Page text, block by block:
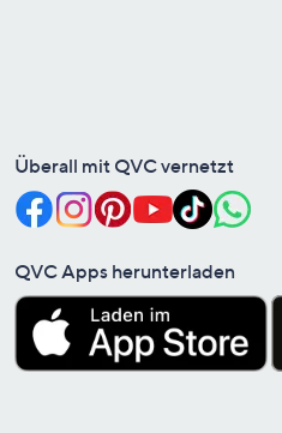
Überall mit QVC vernetzt
QVC Apps herunterladen